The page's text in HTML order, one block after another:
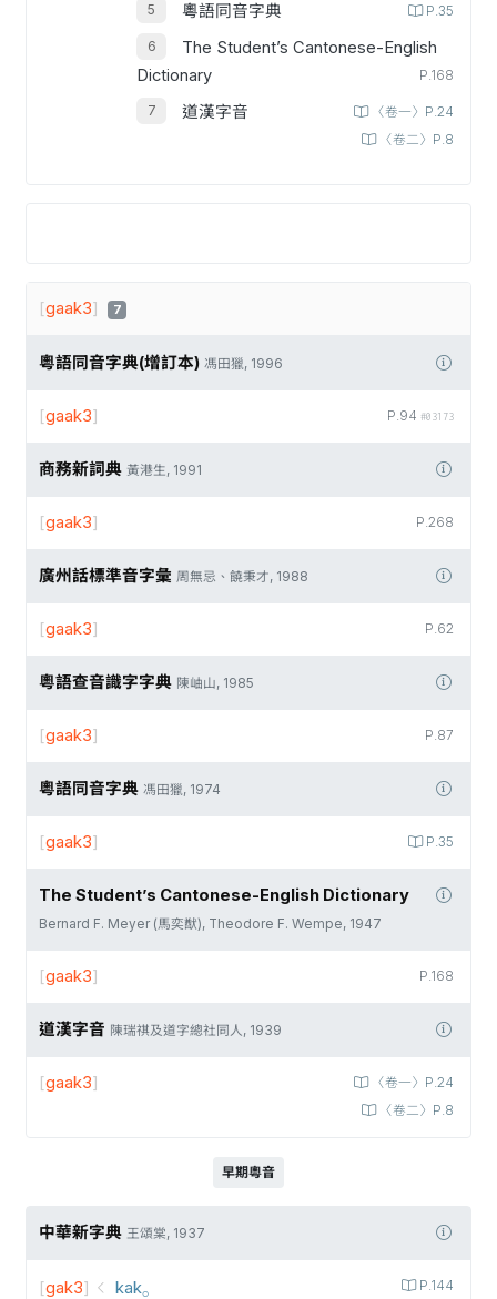
粵語同音字典 P.35
The Student’s Cantonese-English
Dictionary
P.168
道漢字音
〈卷一〉P.24
〈卷二〉P.8
[gaak3] 7
粵語同音字典(增訂本) 馮田獵, 1996
P.94 #03173
[gaak3]
商務新詞典 黃港生, 1991
P.268
[gaak3]
廣州話標準音字彙 周無忌、饒秉才, 1988
P.62
[gaak3]
粵語查音識字字典 陳岫山, 1985
P.87
[gaak3]
粵語同音字典 馮田獵, 1974
P.35
[gaak3]
The Student’s Cantonese-English Dictionary
Bernard F. Meyer (馬奕猷), Theodore F. Wempe, 1947
P.168
[gaak3]
道漢字音 陳瑞祺及道字總社同人, 1939
〈卷一〉P.24
〈卷二〉P.8
[gaak3]
早期粵音
中華新字典 王頌棠, 1937
P.144
[gak3] kak⸰